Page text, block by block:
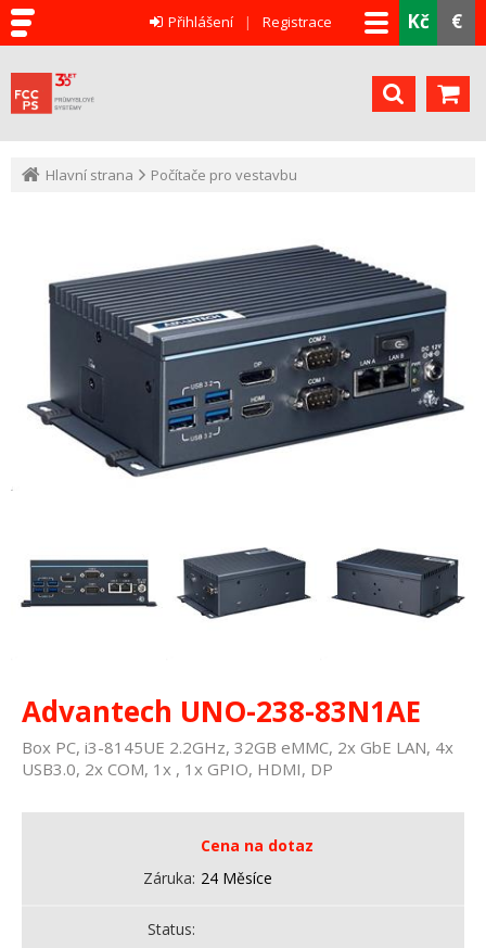
Kč €
Přihlášení Registrace
Hlavní strana Počítače pro vestavbu
Advantech UNO-238-83N1AE
Box PC, i3-8145UE 2.2GHz, 32GB eMMC, 2x GbE LAN, 4x
USB3.0, 2x COM, 1x , 1x GPIO, HDMI, DP
Cena na dotaz
Záruka 24 Měsíce
Status